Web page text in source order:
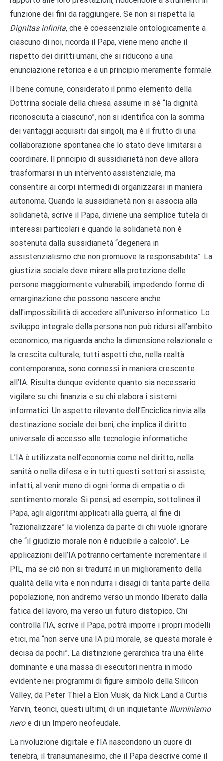
funzione dei fini da raggiungere. Se non si rispetta la
Dignitas infinita, che è coessenziale ontologicamente a
ciascuno di noi, ricorda il Papa, viene meno anche il
rispetto dei diritti umani, che si riducono a una
enunciazione retorica e a un principio meramente formale.
Il bene comune, considerato il primo elemento della
Dottrina sociale della chiesa, assume in sé “la dignità
riconosciuta a ciascuno”, non si identifica con la somma
dei vantaggi acquisiti dai singoli, ma è il frutto di una
collaborazione spontanea che lo stato deve limitarsi a
coordinare. Il principio di sussidiarietà non deve allora
trasformarsi in un intervento assistenziale, ma
consentire ai corpi intermedi di organizzarsi in maniera
autonoma. Quando la sussidiarietà non si associa alla
solidarietà, scrive il Papa, diviene una semplice tutela di
interessi particolari e quando la solidarietà non è
sostenuta dalla sussidiarietà “degenera in
assistenzialismo che non promuove la responsabilità”. La
giustizia sociale deve mirare alla protezione delle
persone maggiormente vulnerabili, impedendo forme di
emarginazione che possono nascere anche
dall’impossibilità di accedere all’universo informatico. Lo
sviluppo integrale della persona non può ridursi all’ambito
economico, ma riguarda anche la dimensione relazionale e
la crescita culturale, tutti aspetti che, nella realtà
contemporanea, sono connessi in maniera crescente
all’IA. Risulta dunque evidente quanto sia necessario
vigilare su chi finanzia e su chi elabora i sistemi
informatici. Un aspetto rilevante dell’Enciclica rinvia alla
destinazione sociale dei beni, che implica il diritto
universale di accesso alle tecnologie informatiche.
L’IA è utilizzata nell’economia come nel diritto, nella
sanità o nella difesa e in tutti questi settori si assiste,
infatti, al venir meno di ogni forma di empatia o di
sentimento morale. Si pensi, ad esempio, sottolinea il
Papa, agli algoritmi applicati alla guerra, al fine di
“razionalizzare” la violenza da parte di chi vuole ignorare
che “il giudizio morale non è riducibile a calcolo”. Le
applicazioni dell’IA potranno certamente incrementare il
PIL, ma se ciò non si tradurrà in un miglioramento della
qualità della vita e non ridurrà i disagi di tanta parte della
popolazione, non andremo verso un mondo liberato dalla
fatica del lavoro, ma verso un futuro distopico. Chi
controlla l’IA, scrive il Papa, potrà imporre i propri modelli
etici, ma “non serve una IA più morale, se questa morale è
decisa da pochi”. La distinzione gerarchica tra una élite
dominante e una massa di esecutori rientra in modo
evidente nei programmi di figure simbolo della Silicon
Valley, da Peter Thiel a Elon Musk, da Nick Land a Curtis
Yarvin, teorici, questi ultimi, di un inquietante Illuminismo
nero e di un Impero neofeudale.
La rivoluzione digitale e l’IA nascondono un cuore di
tenebra, il transumanesimo, che il Papa descrive come il